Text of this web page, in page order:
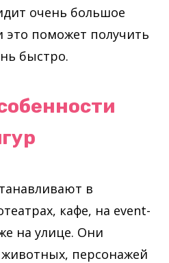
очень большое
это поможет получить
быстро.
в
кафе, на event-
на улице. Они
персонажей